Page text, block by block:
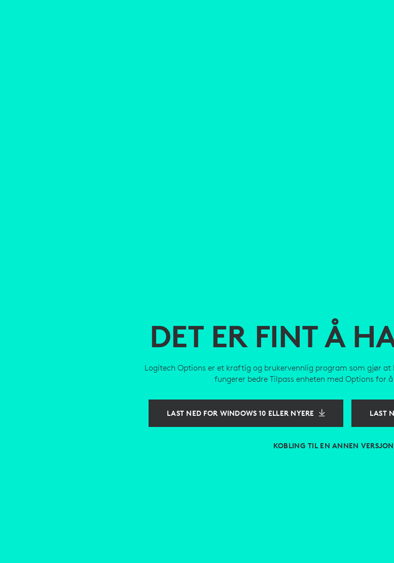
DET ER FINT Å
Logitech Options er et kraftig og brukervennlig program som gjør
fungerer bedre Tilpass enheten med Options for
LAST NED FOR WINDOWS 10 ELLER NYERE LAST
KOBLING TIL EN ANNEN